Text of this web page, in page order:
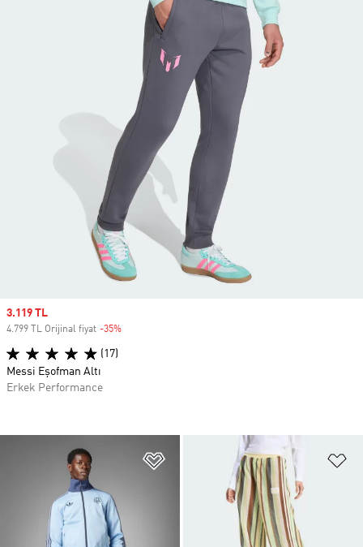
Favori Listesine Ekle
Sale price
3.119 TL
4.799 TL Orijinal fiyat -35%
(17)
Messi Eşofman Altı
Erkek Performance